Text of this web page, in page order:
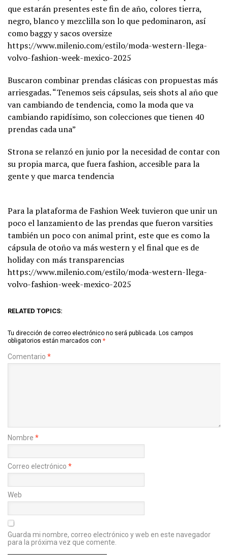
que estarán presentes este fin de año, colores tierra,
negro, blanco y mezclilla son lo que pedominaron, así
como baggy y sacos oversize
https://www.milenio.com/estilo/moda-western-llega-
volvo-fashion-week-mexico-2025
Buscaron combinar prendas clásicas con propuestas más
arriesgadas. “Tenemos seis cápsulas, seis shots al año que
van cambiando de tendencia, como la moda que va
cambiando rapidísimo, son colecciones que tienen 40
prendas cada una”
Strona se relanzó en junio por la necesidad de contar con
su propia marca, que fuera fashion, accesible para la
gente y que marca tendencia
Para la plataforma de Fashion Week tuvieron que unir un
poco el lanzamiento de las prendas que fueron varsities
también un poco con animal print, este que es como la
cápsula de otoño va más western y el final que es de
holiday con más transparencias
https://www.milenio.com/estilo/moda-western-llega-
volvo-fashion-week-mexico-2025
RELATED TOPICS:
Tu dirección de correo electrónico no será publicada. Los campos
obligatorios están marcados con *
Comentario *
Nombre *
Correo electrónico *
Web
Guarda mi nombre, correo electrónico y web en este navegador
para la próxima vez que comente.